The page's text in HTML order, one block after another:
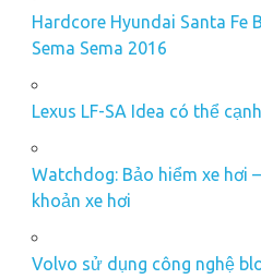
Hardcore Hyundai Santa Fe
Sema Sema 2016
Lexus LF-SA Idea có thể
Watchdog: Bảo hiểm xe hơi
khoản xe hơi
Volvo sử dụng công nghệ